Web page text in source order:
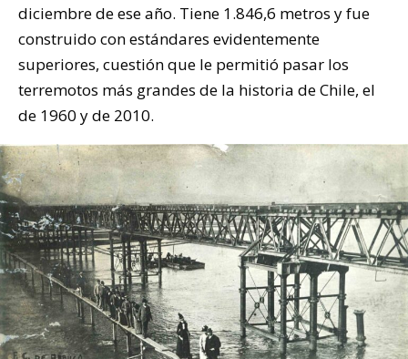
diciembre de ese año. Tiene 1.846,6 metros y fue
construido con estándares evidentemente
superiores, cuestión que le permitió pasar los
terremotos más grandes de la historia de Chile, el
de 1960 y de 2010.